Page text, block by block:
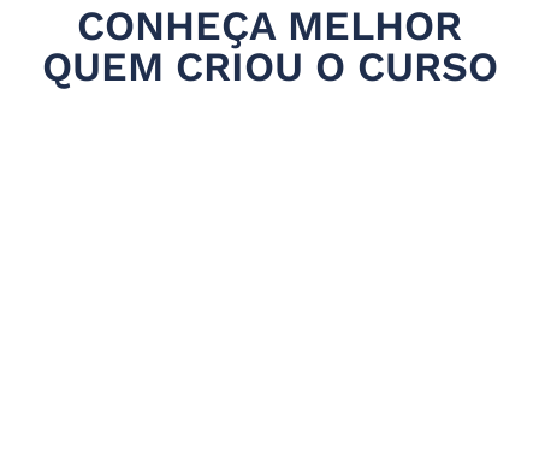
CONHEÇA MELHOR
QUEM CRIOU O CURSO